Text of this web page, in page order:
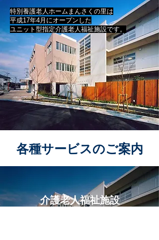
特別養護老人ホームまんさくの里は
平成17年4月にオープンした
ユニット型指定介護老人福祉施設です。
​各種サービスのご案内
​介護老人福祉施設